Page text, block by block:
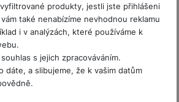
produkty, jestli jste přihlášeni
také nenabízíme nevhodnou reklamu
i v analýzách, které používáme k
s jejich zpracováváním.
dáte, a slibujeme, že k vašim datům
v ČR